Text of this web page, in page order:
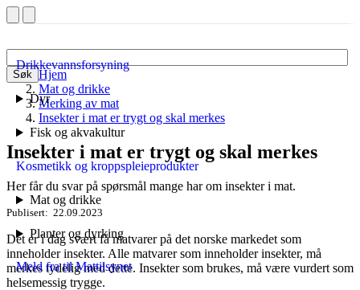
Søk
Drikkevannsforsyning
Dyr
Fisk og akvakultur
Kosmetikk og kroppspleieprodukter
Mat og drikke
Planter og dyrking
Meld fra til Mattilsynet
Hjem
Mat og drikke
Merking av mat
Insekter i mat er trygt og skal merkes
Insekter i mat er trygt og skal merkes
Her får du svar på spørsmål mange har om insekter i mat.
Publisert 22.09.2023
Det er i dag svært få matvarer på det norske markedet som
inneholder insekter. Alle matvarer som inneholder insekter, må
merkes tydelig med dette. Insekter som brukes, må være vurdert som
helsemessig trygge.